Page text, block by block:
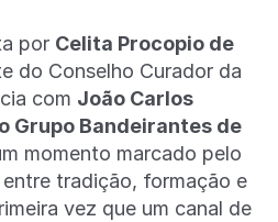
por Celita Procopio de
do Conselho Curador da
com João Carlos
Grupo Bandeirantes de
momento marcado pelo
tradição, formação e
vez que um canal de